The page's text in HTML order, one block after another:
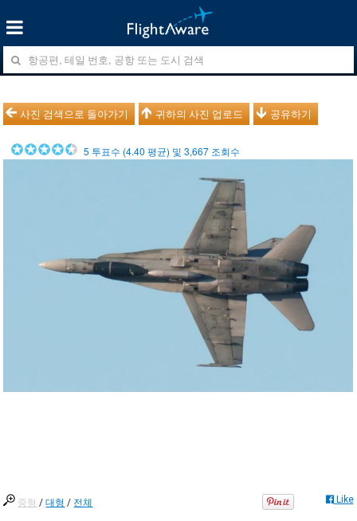
사진 검색으로 돌아가기 귀하의 사진 업로드 공유하기
5 투표수 (4.40 평균) 및3,667 조회수
중형 /대형 / 전체 Like